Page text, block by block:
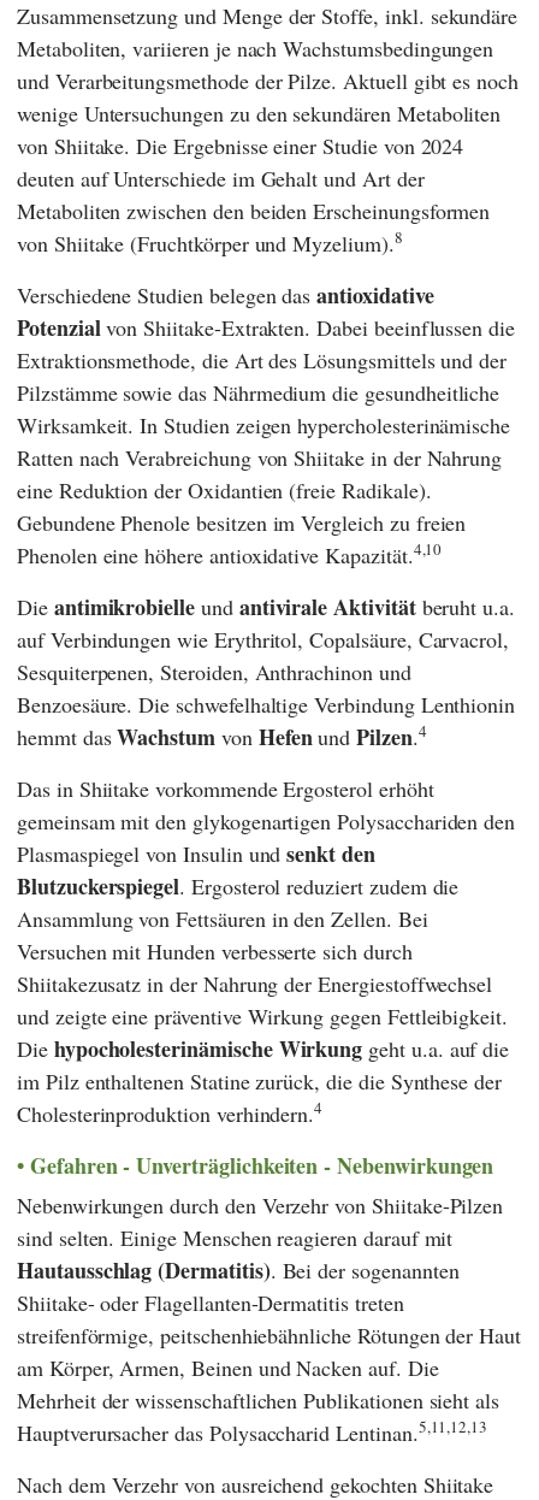
Zusammensetzung und Menge der Stoffe, inkl. sekundäre
Metaboliten, variieren je nach Wachstumsbedingungen
und Verarbeitungsmethode der Pilze. Aktuell gibt es noch
wenige Untersuchungen zu den sekundären Metaboliten
von Shiitake. Die Ergebnisse einer Studie von 2024
deuten auf Unterschiede im Gehalt und Art der
Metaboliten zwischen den beiden Erscheinungsformen
von Shiitake (Fruchtkörper und Myzelium).8
Verschiedene Studien belegen dasantioxidative
Potenzialvon Shiitake-Extrakten. Dabei beeinflussen die
Extraktionsmethode, die Art des Lösungsmittels und der
Pilzstämme sowie das Nährmedium die gesundheitliche
Wirksamkeit. In Studien zeigen hypercholesterinämische
Ratten nach Verabreichung von Shiitake in der Nahrung
eine Reduktion der Oxidantien (freie Radikale).
Gebundene Phenole besitzen im Vergleich zu freien
Phenolen eine höhere antioxidative Kapazität.4,10
Die antimikrobielle und antivirale Aktivitätberuht u.a.
auf Verbindungen wie Erythritol, Copalsäure, Carvacrol,
Sesquiterpenen, Steroiden, Anthrachinon und
Benzoesäure. Die schwefelhaltige Verbindung Lenthionin
hemmt dasWachstum vonHefenund Pilzen.4
Das in Shiitake vorkommende Ergosterol erhöht
gemeinsam mit den glykogenartigen Polysacchariden den
Plasmaspiegel von Insulin undsenkt den
Blutzuckerspiegel. Ergosterol reduziert zudem die
Ansammlung von Fettsäuren in den Zellen. Bei
Versuchen mit Hunden verbesserte sich durch
Shiitakezusatz in der Nahrung der Energiestoffwechsel
und zeigte eine präventive Wirkung gegen Fettleibigkeit.
Die hypocholesterinämische Wirkung geht u.a. auf die
im Pilz enthaltenen Statine zurück, die die Synthese der
Cholesterinproduktion verhindern.4
Gefahren - Unverträglichkeiten - Nebenwirkungen
Nebenwirkungen durch den Verzehr von Shiitake-Pilzen
sind selten. Einige Menschen reagieren darauf mit
Hautausschlag (Dermatitis). Bei der sogenannten
Shiitake- oder Flagellanten-Dermatitis treten
streifenförmige, peitschenhiebähnliche Rötungen der Haut
am Körper, Armen, Beinen und Nacken auf. Die
Mehrheit der wissenschaftlichen Publikationen sieht als
Hauptverursacher das Polysaccharid Lentinan.5,11 ,12,13
Nach dem Verzehr von ausreichend gekochten Shiitake